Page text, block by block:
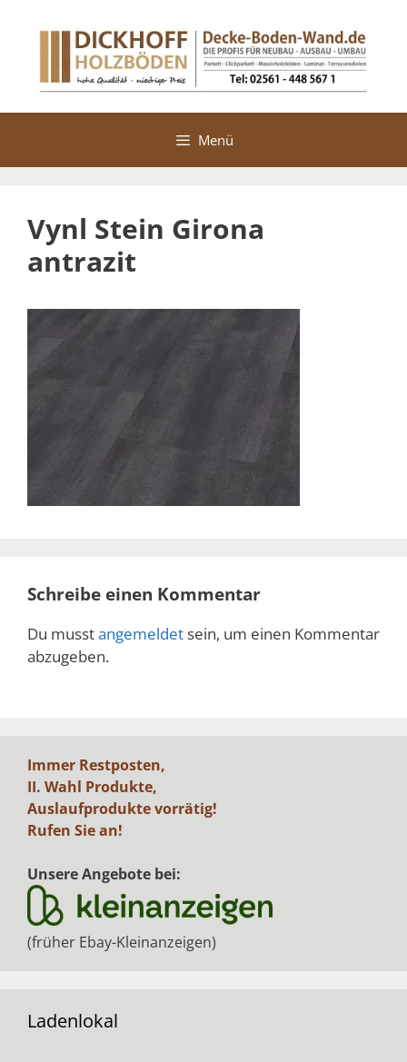
Menü
Vynl Stein Girona
antrazit
Schreibe einen Kommentar
Du musstangemeldet sein, um einen Kommentar
abzugeben.
Immer Restposten,
II. Wahl Produkte,
Auslaufprodukte vorrätig!
Rufen Sie an!
Unsere Angebote bei:
(früher Ebay-Kleinanzeigen)
Ladenlokal